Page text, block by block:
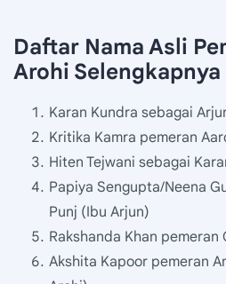
Daftar Nama Asli
Arohi Selengkapnya
Karan Kundra sebagai
Kritika Kamra pemeran
Hiten Tejwani sebagai
Papiya Sengupta/Neena
Punj (Ibu Arjun)
Rakshanda Khan pemeran
Akshita Kapoor pemeran